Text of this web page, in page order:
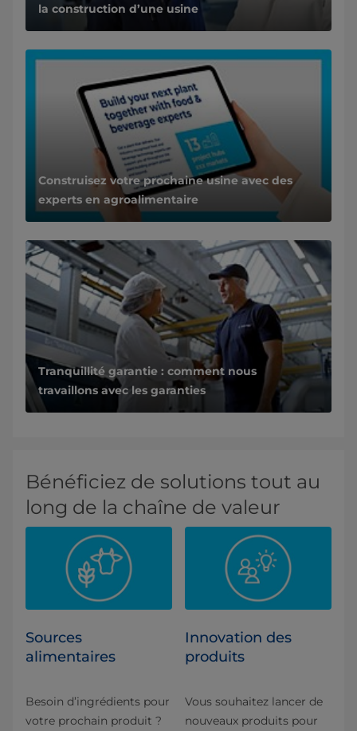
la construction d’une usine
Construisez votre prochaine usine avec des
experts en agroalimentaire
Tranquillité garantie : comment nous
travaillons avec les garanties
Bénéficiez de solutions tout au
long de la chaîne de valeur
Sources
alimentaires
Besoin d’ingrédients pour
votre prochain produit ?
Innovation des
produits
Vous souhaitez lancer de
nouveaux produits pour